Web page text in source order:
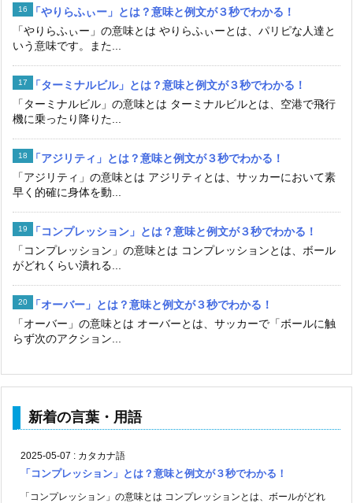
「やりらふぃー」とは？意味と例文が３秒でわかる！
「やりらふぃー」の意味とは やりらふぃーとは、パリピな人達と
いう意味です。また...
「ターミナルビル」とは？意味と例文が３秒でわかる！
「ターミナルビル」の意味とは ターミナルビルとは、空港で飛行
機に乗ったり降りた...
「アジリティ」とは？意味と例文が３秒でわかる！
「アジリティ」の意味とは アジリティとは、サッカーにおいて素
早く的確に身体を動...
「コンプレッション」とは？意味と例文が３秒でわかる！
「コンプレッション」の意味とは コンプレッションとは、ボール
がどれくらい潰れる...
「オーバー」とは？意味と例文が３秒でわかる！
「オーバー」の意味とは オーバーとは、サッカーで「ボールに触
らず次のアクション...
新着の言葉・用語
2025-05-07 : カタカナ語
「コンプレッション」とは？意味と例文が３秒でわかる！
「コンプレッション」の意味とは コンプレッションとは、ボールがどれ